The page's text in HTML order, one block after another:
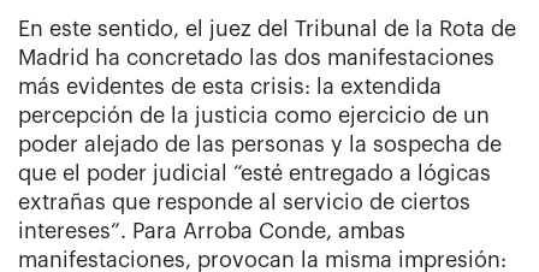
En este sentido, el juez del Tribunal de la Rota de
Madrid ha concretado las dos manifestaciones
más evidentes de esta crisis: la extendida
percepción de la justicia como ejercicio de un
poder alejado de las personas y la sospecha de
que el poder judicial “esté entregado a lógicas
extrañas que responde al servicio de ciertos
intereses”. Para Arroba Conde, ambas
manifestaciones, provocan la misma impresión: